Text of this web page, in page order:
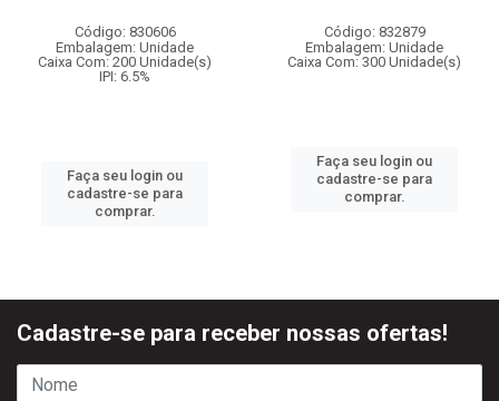
Código: 830606
Embalagem: Unidade
Caixa Com: 200 Unidade(s)
IPI: 6.5%
Faça seu login ou
cadastre-se para
comprar.
Código: 832879
Embalagem: Unidade
Caixa Com: 300 Unidade(s)
Faça seu login ou
cadastre-se para
comprar.
Cadastre-se para receber nossas ofertas!